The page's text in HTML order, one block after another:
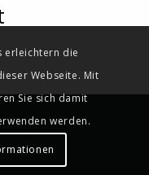
Enfold WordPress
erleichtern die
Webseite. Mit
Sie sich damit
werden.